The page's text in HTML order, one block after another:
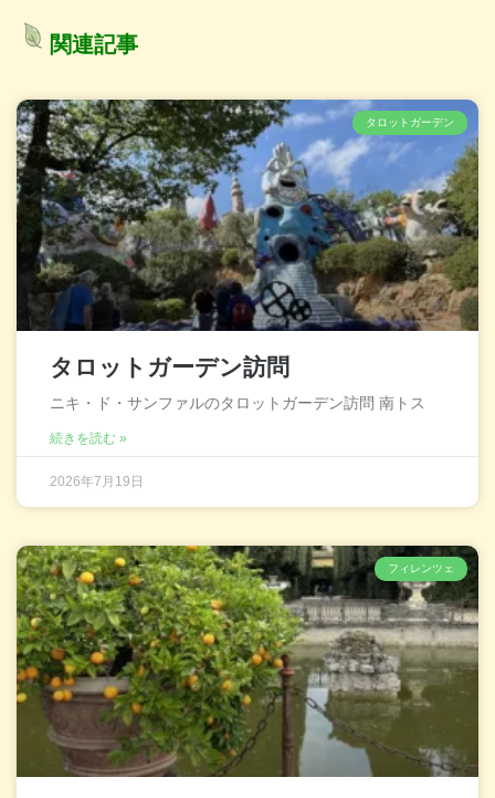
関連記事
タロットガーデン
タロットガーデン訪問
ニキ・ド・サンファルのタロットガーデン訪問 南トス
続きを読む »
2026年7月19日
フィレンツェ